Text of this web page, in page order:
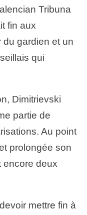
Tribuna
fin aux
du gardien et un
qui
Dimitrievski
partie de
Au point
prolongée son
encore deux
mettre fin à